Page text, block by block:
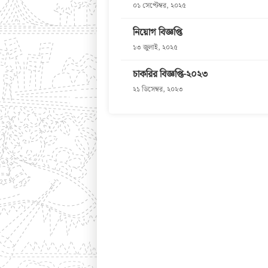
০১ সেপ্টেম্বর, ২০২৫
নিয়োগ বিজ্ঞপ্তি
১৩ জুলাই, ২০২৫
চাকরির বিজ্ঞপ্তি-২০২৩
২১ ডিসেম্বর, ২০২৩